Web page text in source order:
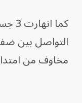
التواصل بين
مخاوف من